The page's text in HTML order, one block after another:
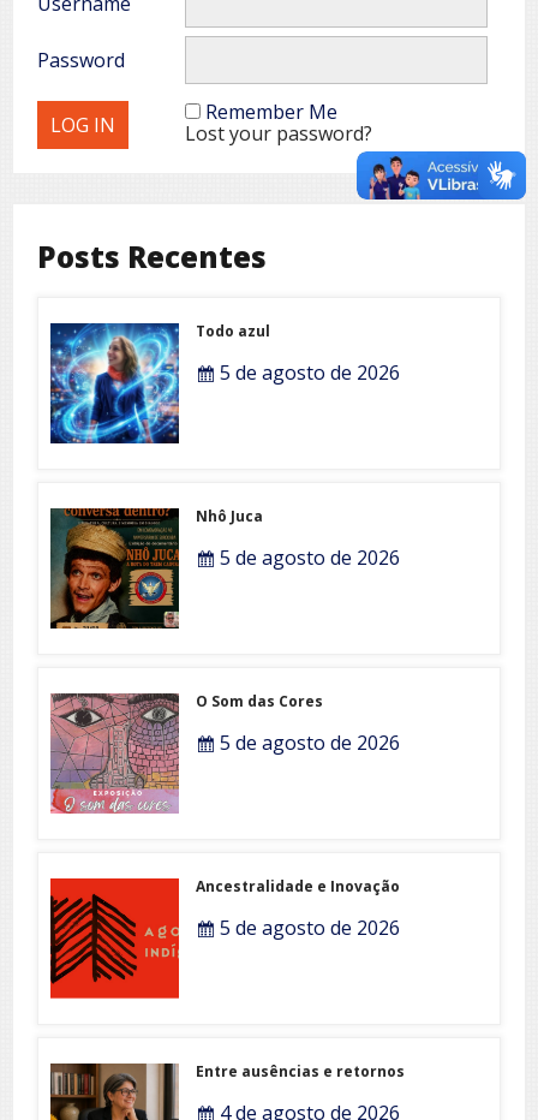
Password
Remember Me
Lost your password?
Posts Recentes
Todo azul
5 de agosto de 2026
Nhô Juca
5 de agosto de 2026
O Som das Cores
5 de agosto de 2026
Ancestralidade e Inovação
5 de agosto de 2026
Entre ausências e retornos
4 de agosto de 2026